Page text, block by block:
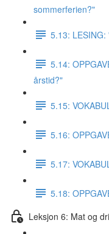
sommerferien?"
5.13:
5.14:
årstid?"
5.15:
5.16:
5.17:
5.18:
Leksjon 6: Mat og